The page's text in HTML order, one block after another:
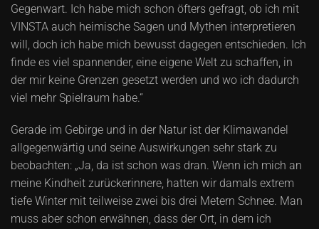
Gegenwart. Ich habe mich schon öfters gefragt, ob ich mit
VINSTA auch heimische Sagen und Mythen interpretieren
will, doch ich habe mich bewusst dagegen entschieden. Ich
finde es viel spannender, eine eigene Welt zu schaffen, in
der mir keine Grenzen gesetzt werden und wo ich dadurch
viel mehr Spielraum habe.“
Gerade im Gebirge und in der Natur ist der Klimawandel
allgegenwärtig und seine Auswirkungen sehr stark zu
beobachten: „Ja, da ist schon was dran. Wenn ich mich an
meine Kindheit zurückerinnere, hatten wir damals extrem
tiefe Winter mit teilweise zwei bis drei Metern Schnee. Man
muss aber schon erwähnen, dass der Ort, in dem ich